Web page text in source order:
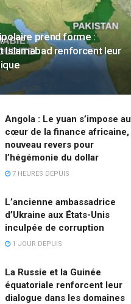
prend forme :
Islamabad renforcent leur
Angola : Le yuan s’impose au
cœur de la finance africaine,
nouveau revers pour
l’hégémonie du dollar
7 HEURES DEPUIS
L’ancienne ambassadrice
d’Ukraine aux États-Unis
inculpée de corruption
1 JOUR DEPUIS
La Russie et la Guinée
équatoriale renforcent leur
dialogue dans les domaines